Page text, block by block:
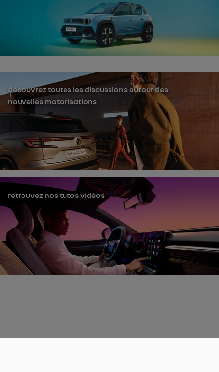
découvrez toutes les discussions autour des
nouvelles motorisations
retrouvez nos tutos vidéos